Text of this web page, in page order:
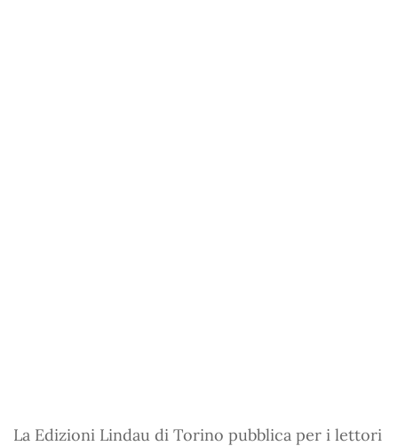
La Edizioni Lindau di Torino pubblica per i lettori